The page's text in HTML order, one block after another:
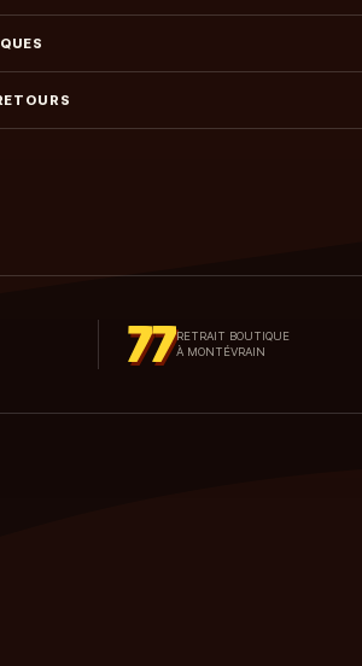
77RETRAIT BOUTIQUE
À MONTÉVRAIN